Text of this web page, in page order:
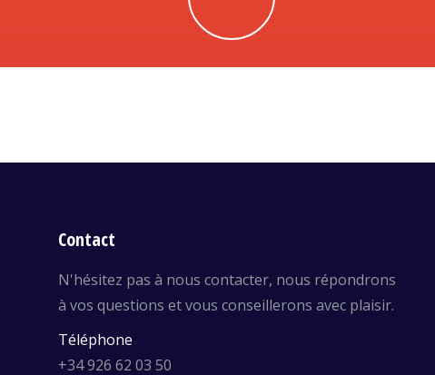
Contact
N'hésitez pas à nous contacter, nous répondrons
à vos questions et vous conseillerons avec plaisir.
Téléphone
+34 926 62 03 50